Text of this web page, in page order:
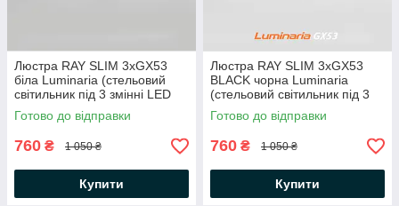
Люстра RAY SLIM 3xGX53
біла Luminaria (стельовий
світильник під 3 змінні LED
лампи GX53) Ø670x55мм
Готово до відправки
760 ₴ 1 050 ₴
Купити
Люстра RAY SLIM 3xGX53
BLACK чорна Luminaria
(стельовий світильник під 3
змінні LED лампи GX53)
Ø670x55мм
Готово до відправки
760 ₴ 1 050 ₴
Купити